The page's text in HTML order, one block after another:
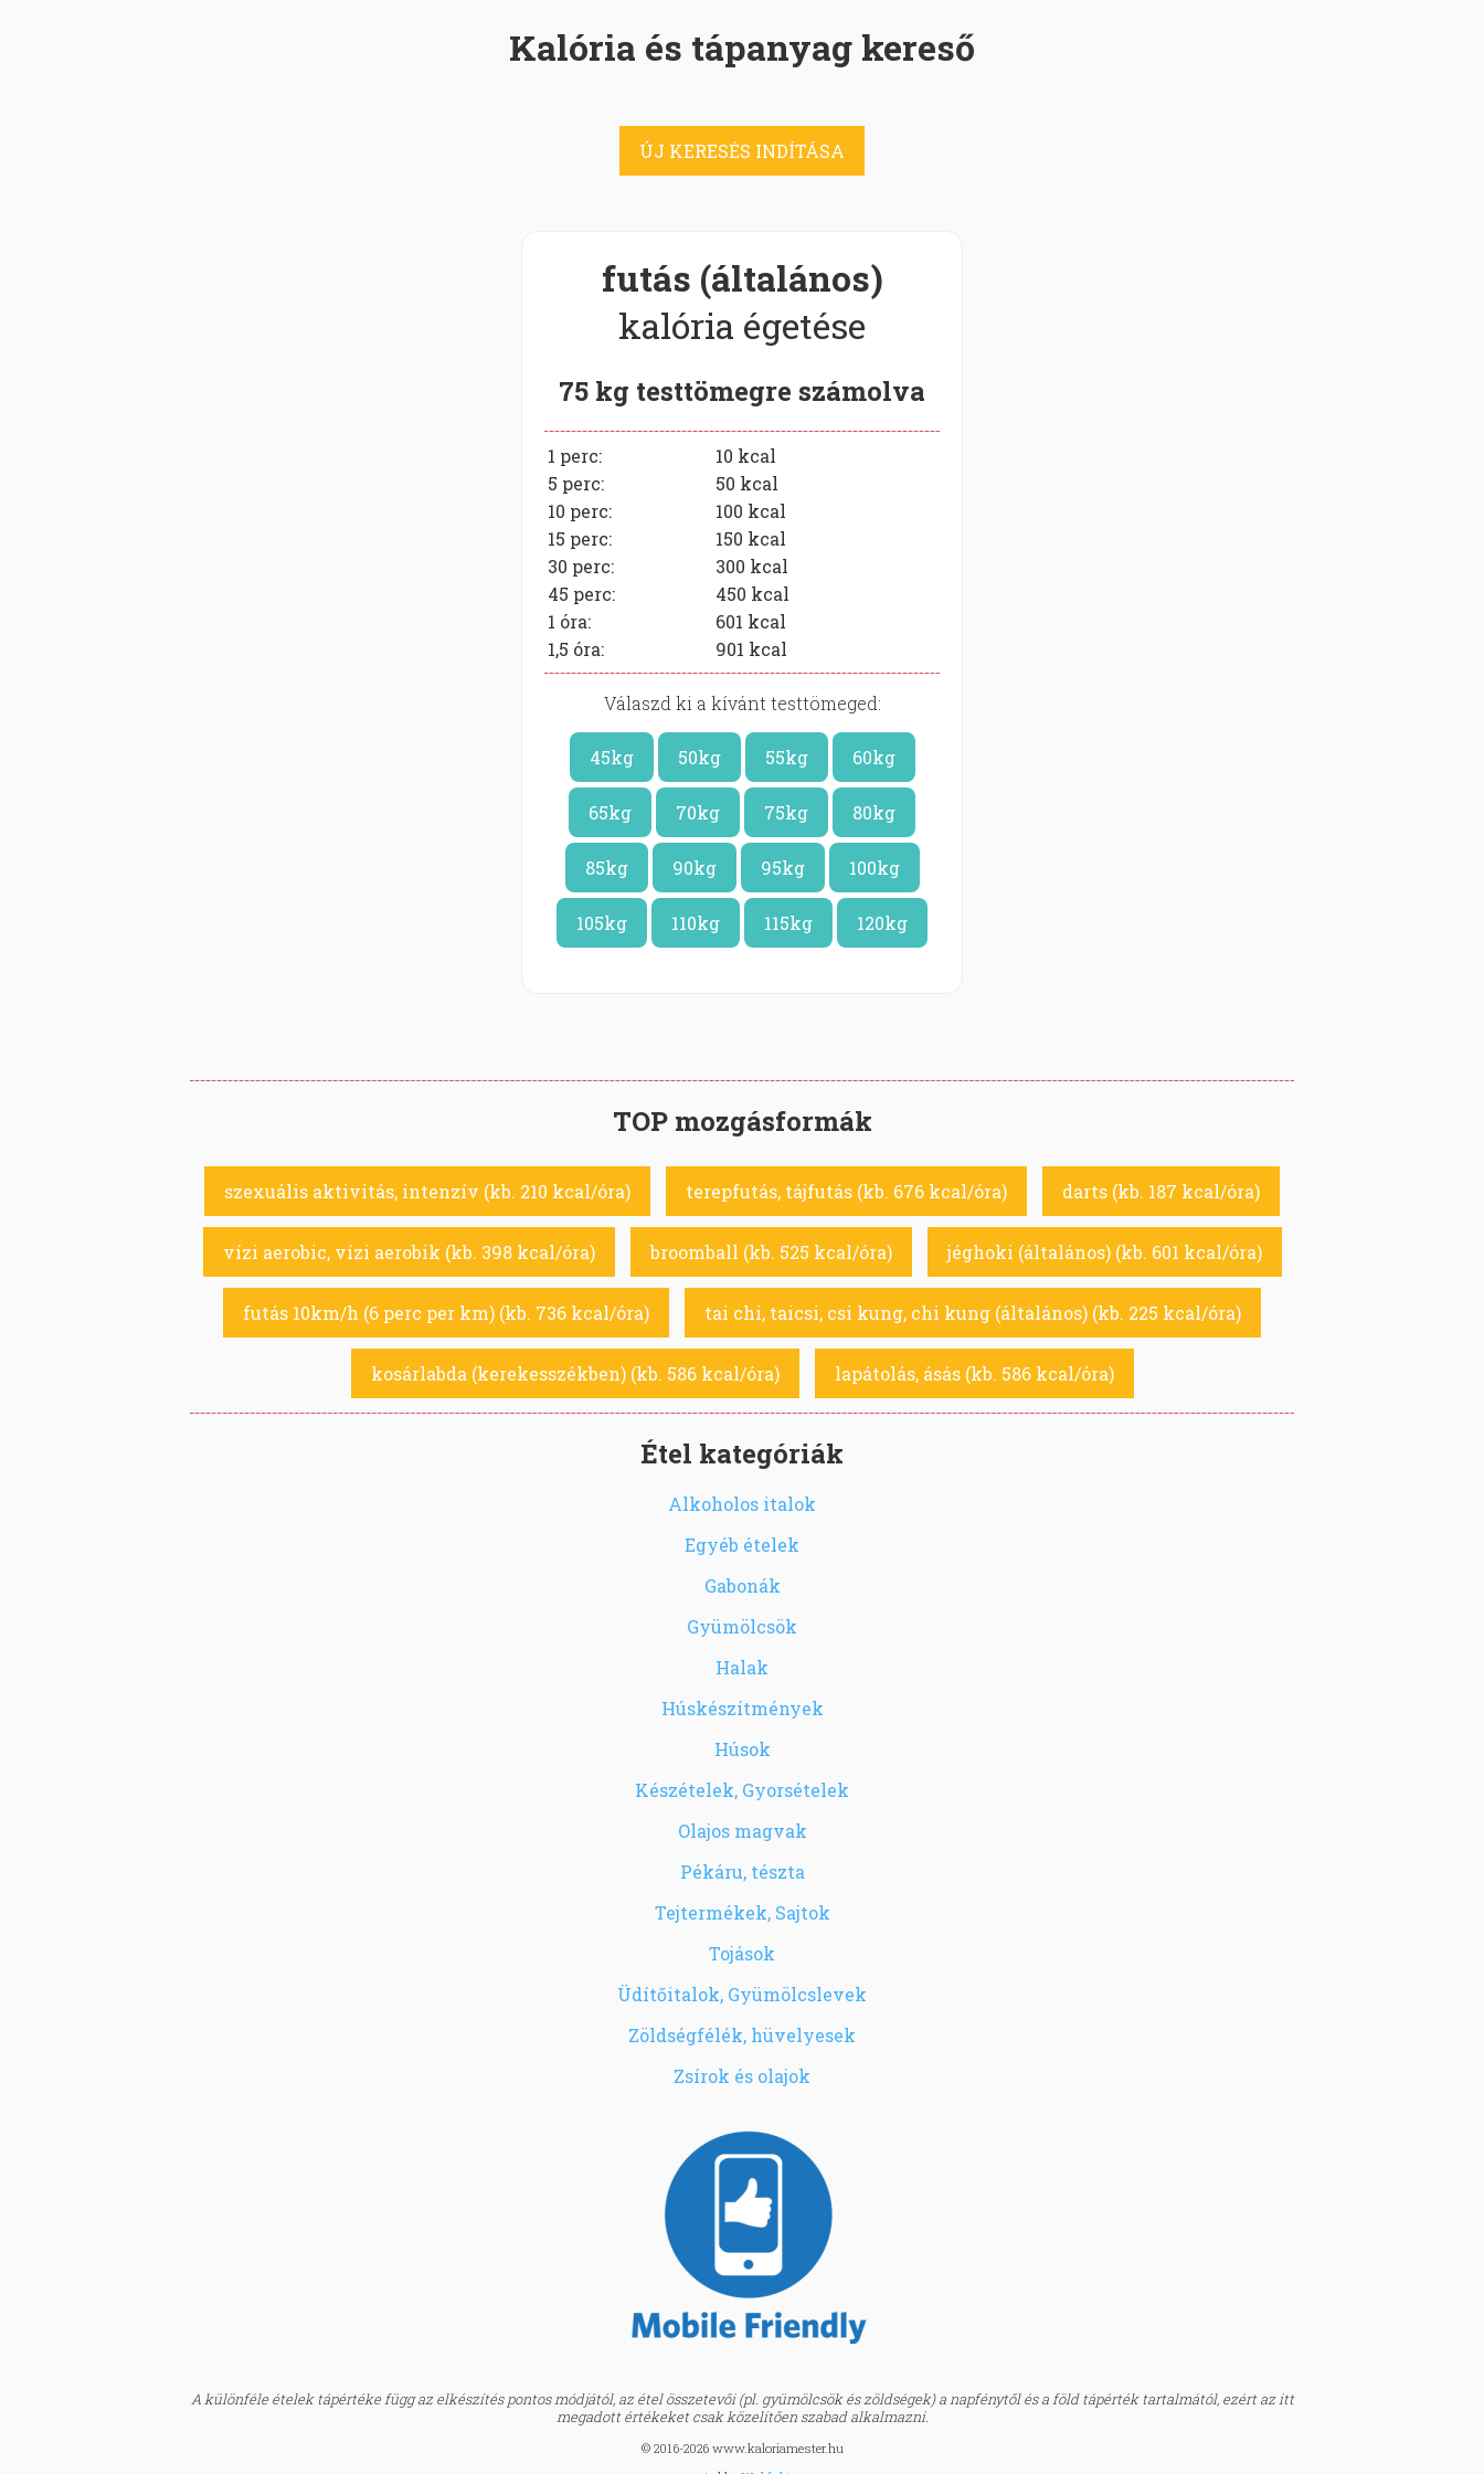
Kalória és tápanyag kereső
ÚJ KERESÉS INDÍTÁSA
futás (általános)
kalória égetése
75 kg testtömegre számolva
1 perc: 10 kcal
5 perc:
50 kcal
10 perc:
100 kcal
15 perc:
150 kcal
30 perc:
300 kcal
45 perc:
450 kcal
1 óra:
601 kcal
1,5 óra:
901 kcal
Válaszd ki a kívánt testtömeged:
45kg 50kg 55kg 60kg
65kg 70kg 75kg 80kg
85kg 90kg 95kg 100kg
105kg 110kg 115kg 120kg
TOP mozgásformák
szexuális aktivitás, intenzív (kb. 210 kcal/óra) terepfutás, tájfutás (kb. 676 kcal/óra) darts (kb. 187 kcal/óra)
vízi aerobic, vízi aerobik (kb. 398 kcal/óra) broomball (kb. 525 kcal/óra) jéghoki (általános) (kb. 601 kcal/óra)
futás 10km/h (6 perc per km) (kb. 736 kcal/óra) tai chi, taicsi, csi kung, chi kung (általános) (kb. 225 kcal/óra)
kosárlabda (kerekesszékben) (kb. 586 kcal/óra) lapátolás, ásás (kb. 586 kcal/óra)
Étel kategóriák
Alkoholos italok
Egyéb ételek
Gabonák
Gyümölcsök
Halak
Húskészítmények
Húsok
Készételek, Gyorsételek
Olajos magvak
Pékáru, tészta
Tejtermékek, Sajtok
Tojások
Üdítőitalok, Gyümölcslevek
Zöldségfélék, hüvelyesek
Zsírok és olajok
A különféle ételek tápértéke függ az elkészítés pontos módjától, az étel összetevői (pl. gyümölcsök és zöldségek) a napfénytől és a föld tápérték tartalmától, ezért az itt
megadott értékeket csak közelítően szabad alkalmazni.
© 2016-2026 www.kaloriamester.hu